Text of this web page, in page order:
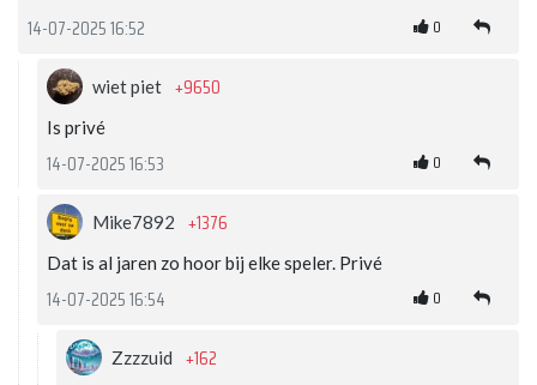
14-07-2025 16:52 0
wiet piet +9650
Is privé
14-07-2025 16:53 0
Mike7892 +1376
Dat is al jaren zo hoor bij elke speler. Privé
14-07-2025 16:54 0
Zzzzuid +162